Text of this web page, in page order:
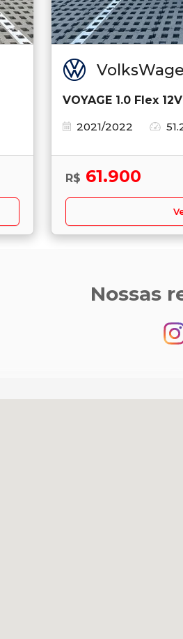
VOYAGE 1.0 Flex
2021/2022
R$ 61.900
Nossas